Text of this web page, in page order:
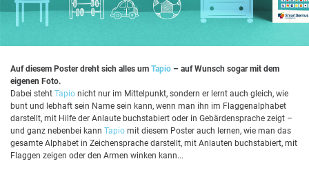
Auf diesem Poster dreht sich alles um Tapio – auf Wunsch sogar mit dem
eigenen Foto.
Dabei steht Tapio nicht nur im Mittelpunkt, sondern er lernt auch gleich, wie
bunt und lebhaft sein Name sein kann, wenn man ihn im Flaggenalphabet
darstellt, mit Hilfe der Anlaute buchstabiert oder in Gebärdensprache zeigt –
und ganz nebenbei kann Tapio mit diesem Poster auch lernen, wie man das
gesamte Alphabet in Zeichensprache darstellt, mit Anlauten buchstabiert, mit
Flaggen zeigen oder den Armen winken kann...